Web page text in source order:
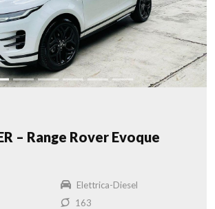
– Range Rover Evoque
Elettrica-Diesel
163